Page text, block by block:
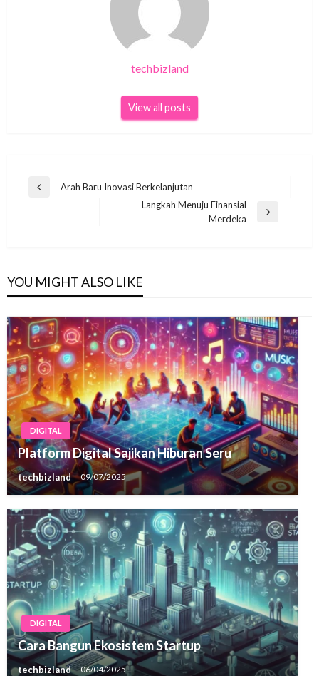
techbizland
View all posts
Navigasi
Previous
Arah Baru Inovasi Berkelanjutan
Langkah Menuju Finansial
Merdeka
YOU MIGHT ALSO LIKE
DIGITAL
Platform Digital Sajikan Hiburan Seru
techbizland 09/07/2025
DIGITAL
Cara Bangun Ekosistem Startup
techbizland 06/04/2025